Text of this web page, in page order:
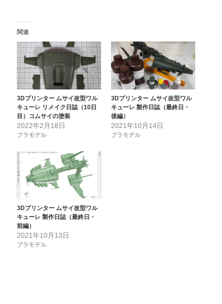
関連
3Dプリンター ムサイ改型ワル
キューレ リメイク日誌（10日
目）コムサイの塗装
2022年2月18日
プラモデル
3Dプリンター ムサイ改型ワル
キューレ 製作日誌（最終日・
後編）
2021年10月14日
プラモデル
3Dプリンター ムサイ改型ワル
キューレ 製作日誌（最終日・
前編）
2021年10月13日
プラモデル